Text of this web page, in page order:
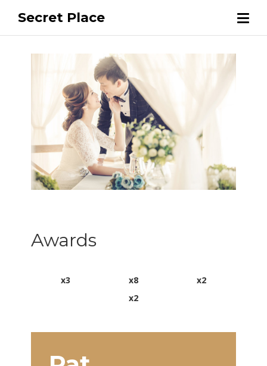
Secret Place
Awards
x3 x8
x2
x2